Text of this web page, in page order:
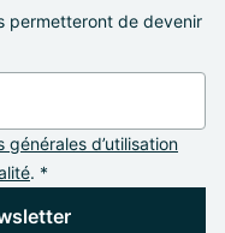
permetteront de devenir
générales d’utilisation
. *